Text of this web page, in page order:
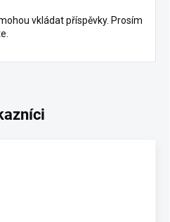
vkládat příspěvky. Prosím